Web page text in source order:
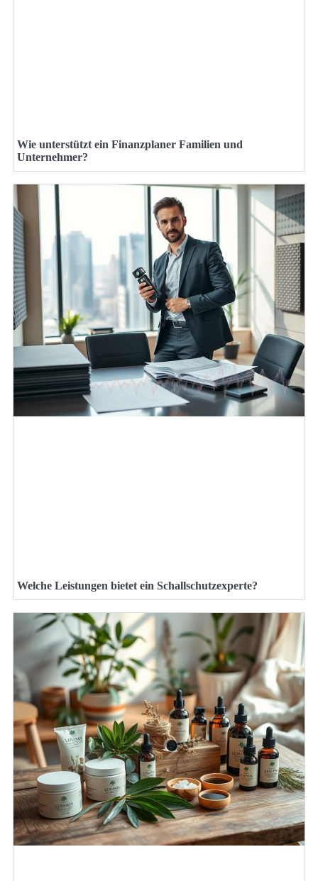
Wie unterstützt ein Finanzplaner Familien und
Unternehmer?
Welche Leistungen bietet ein Schallschutzexperte?